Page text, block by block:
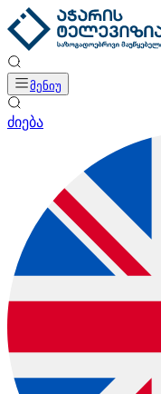
მენიუ
ძიება